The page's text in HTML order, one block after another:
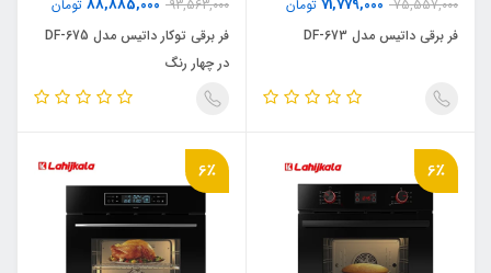
75,557,000
71,779,000 تومان
فر برقی داتیس مدل DF-673
93,563,000
88,885,000 تومان
فر برقی توکار داتیس مدل DF-675
در چهار رنگ
6٪ 6٪